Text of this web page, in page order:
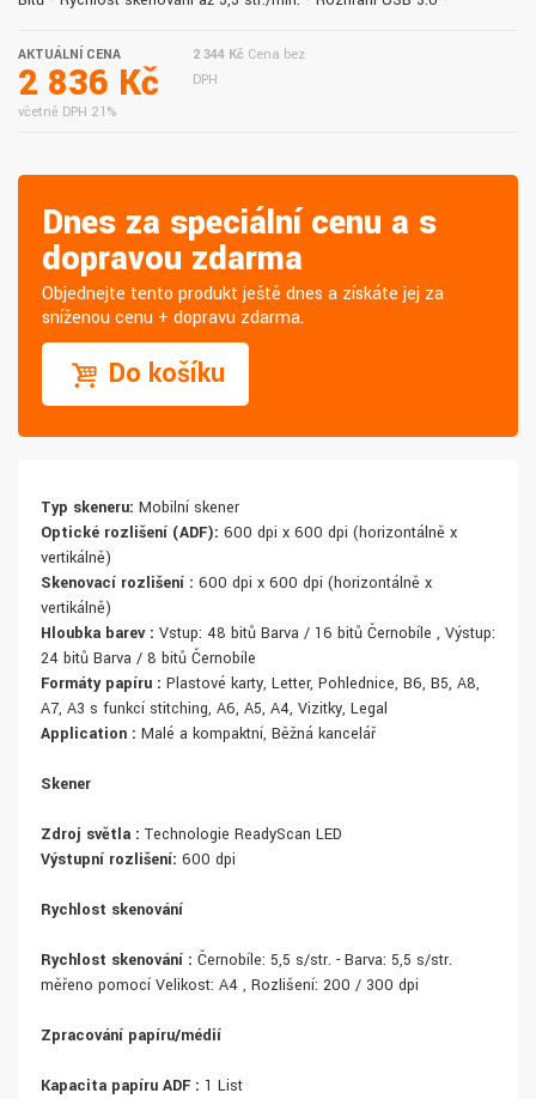
AKTUÁLNÍ CENA
2 836 Kč
včetně DPH 21%
2 344 Kč Cena bez
DPH
Dnes za speciální cenu a s
dopravou zdarma
Objednejte tento produkt ještě dnes a získáte jej za
sníženou cenu + dopravu zdarma.
Do košíku
Typ skeneru: Mobilní skener
Optické rozlišení (ADF): 600 dpi x 600 dpi (horizontálně x
vertikálně)
Skenovací rozlišení : 600 dpi x 600 dpi (horizontálně x
vertikálně)
Hloubka barev : Vstup: 48 bitů Barva / 16 bitů Černobíle , Výstup:
24 bitů Barva / 8 bitů Černobíle
Formáty papíru : Plastové karty, Letter, Pohlednice, B6, B5, A8,
A7, A3 s funkcí stitching, A6, A5, A4, Vizitky, Legal
Application : Malé a kompaktní, Běžná kancelář
Skener
Zdroj světla : Technologie ReadyScan LED
Výstupní rozlišení: 600 dpi
Rychlost skenování
Rychlost skenování : Černobíle: 5,5 s/str. - Barva: 5,5 s/str.
měřeno pomocí Velikost: A4 , Rozlišení: 200 / 300 dpi
Zpracování papíru/médií
Kapacita papíru ADF : 1 List